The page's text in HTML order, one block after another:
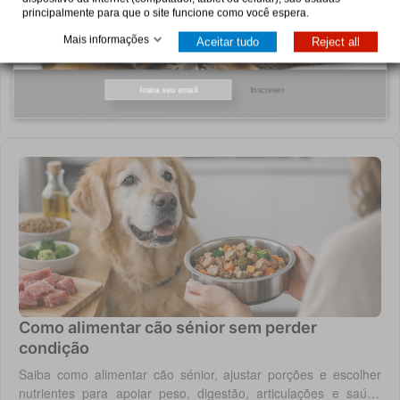
Inscrever
Escolher comida húmida para gatos sem erros
Saiba quando escolher comida húmida para gatos, como
comparar ingredientes e cuidados a ter em dietas urinárias,
renais, digestivas ou de controlo de peso.
Como alimentar cão sénior sem perder
condição
Saiba como alimentar cão sénior, ajustar porções e escolher
nutrientes para apoiar peso, digestão, articulações e saúde
principalmente para que o site funcione como você espera.
Mais informações Aceitar tudo Reject all